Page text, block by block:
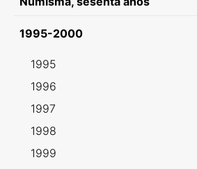
1995-2000
1995
1996
1997
1998
1999